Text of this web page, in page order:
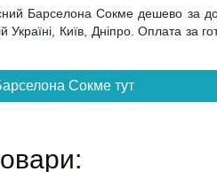
Барселона Сокме дешево за
Київ, Дніпро. Оплата за
Сокме тут